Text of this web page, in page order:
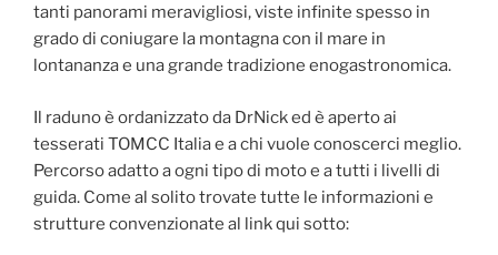
tanti panorami meravigliosi, viste infinite spesso in
grado di coniugare la montagna con il mare in
lontananza e una grande tradizione enogastronomica.
Il raduno è ordanizzato da DrNick ed è aperto ai
tesserati TOMCC Italia e a chi vuole conoscerci meglio.
Percorso adatto a ogni tipo di moto e a tutti i livelli di
guida. Come al solito trovate tutte le informazioni e
strutture convenzionate al link qui sotto: